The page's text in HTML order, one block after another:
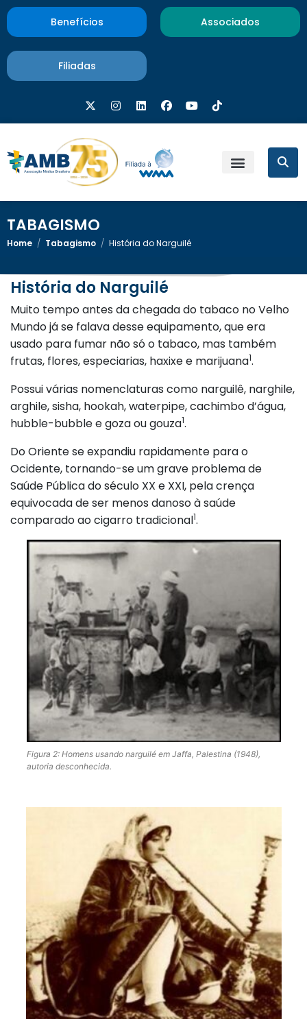
Benefícios Associados
Filiadas
TABAGISMO
Home / Tabagismo / História do Narguilé
História do Narguilé
Muito tempo antes da chegada do tabaco no Velho
Mundo já se falava desse equipamento, que era
usado para fumar não só o tabaco, mas também
frutas, flores, especiarias, haxixe e marijuana1.
Possui várias nomenclaturas como narguilê, narghile,
arghile, sisha, hookah, waterpipe, cachimbo d’água,
hubble-bubble e goza ou gouza1.
Do Oriente se expandiu rapidamente para o
Ocidente, tornando-se um grave problema de
Saúde Pública do século XX e XXI, pela crença
equivocada de ser menos danoso à saúde
comparado ao cigarro tradicional1.
Figura 2: Homens usando narguilé em Jaffa, Palestina (1948),
autoria desconhecida.